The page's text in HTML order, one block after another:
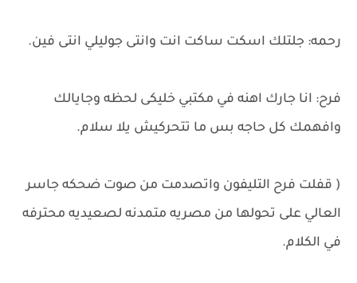
رحمه: جلتلك اسكت ساكت انت وانتى جوليلي انتى فين.
فرح: انا جارك اهنه في مكتبي خليكى لحظه وجايالك
وافهمك كل حاجه بس ما تتحركيش يلا سلام.
( قفلت فرح التليفون واتصدمت من صوت ضحكه جاسر
العالي على تحولها من مصريه متمدنه لصعيديه محترفه
في الكلام.